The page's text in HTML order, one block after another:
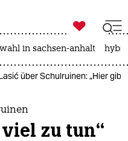

taz zahl ich
in sachsen-anhalt
über Schulruinen: „Hier gibt
zu tun“